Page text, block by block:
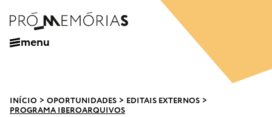
menu
INÍCIO > OPORTUNIDADES > EDITAIS EXTERNOS >
PROGRAMA IBEROARQUIVOS